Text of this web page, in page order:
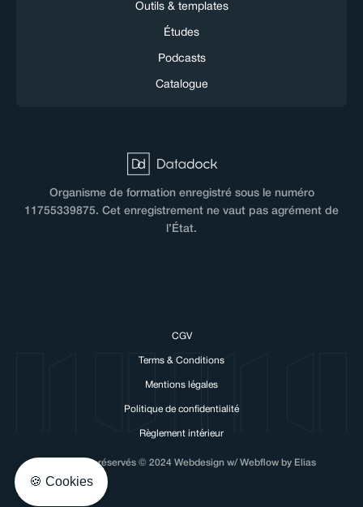
Outils & templates
Études
Podcasts
Catalogue
Organisme de formation enregistré sous le numéro
11755339875. Cet enregistrement ne vaut pas agrément de
l’État.
CGV
Terms & Conditions
Mentions légales
Politique de confidentialité
Règlement intérieur
Tous droits réservés © 2024 Webdesign w/ Webflow by Elias
cookies to make our website work and to personalise
Consents certified by
I want to choose
🍪 Cookies